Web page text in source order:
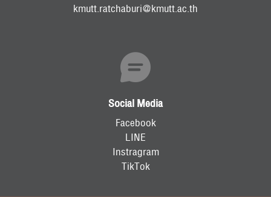
kmutt.ratchaburi@kmutt.ac.th
Social Media
Facebook
LINE
Instragram
TikTok